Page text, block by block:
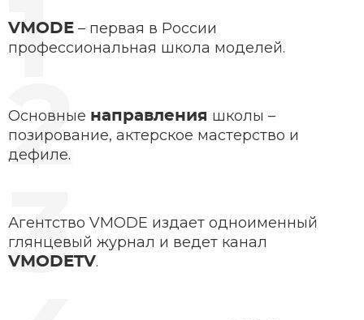
VMODE – первая в России
профессиональная школа моделей.
Основные направления школы –
позирование, актерское мастерство и
дефиле.
Агентство VMODE издает одноименный
глянцевый журнал и ведет канал
VMODETV.